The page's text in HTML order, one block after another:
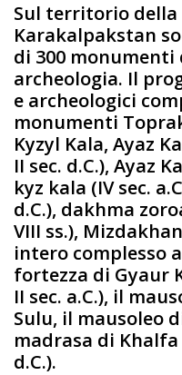
Sul territorio della
Karakalpakstan
di 300
archeologia. Il
e archeologici
monumenti
Kyzyl Kala, Ayaz
II sec. d.C.), Ayaz
kyz kala (IV sec.
d.C.), dakhma
VIII ss.),
intero complesso
fortezza di Gyaur
II sec. a.C.), il
Sulu, il mausoleo
madrasa di Khalfa
d.C.).